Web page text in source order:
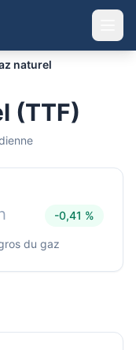
naturel
(TTF)
-0,41 %
du gaz